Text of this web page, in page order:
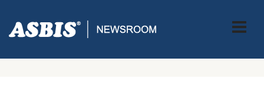
ASBIS CROATIA SUPPLIERS> PRESTIGIO I CLEVETURA
KREIRALI SU PRVI PRIJENOSNIK S INTEGRIRANIM TOUCHPADOM